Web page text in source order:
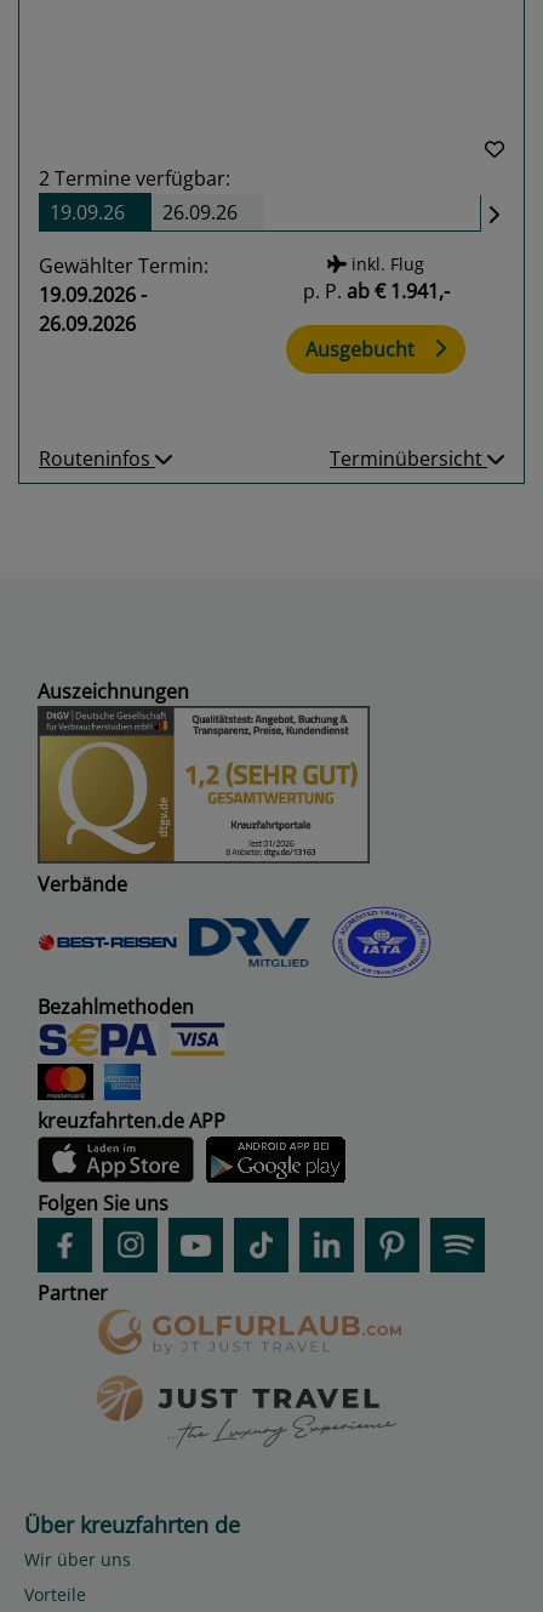
2Termine verfügbar:
19.09.26
26.09.26
Gewählter Termin:
19.09.2026 -
26.09.2026
inkl. Flug
p. P. ab€ 1.941,-
Ausgebucht
Routeninfos Terminübersicht
Auszeichnungen
Verbände
Bezahlmethoden
kreuzfahrten.de APP
Folgen Sie uns
Partner
Über kreuzfahrten de
Wir über uns
Vorteile